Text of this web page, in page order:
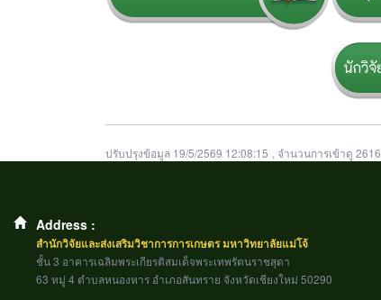
ปรับปรุงข้อมูล 19/5/2569 12:08:15 , จำนวนการเข้าดู 2616
Address :
สำนักวิจัยและส่งเสริมวิชาการการเกษตร มหาวิทยาลัยแม่โจ้
ชั้น 3 อาคารเฉลิมพระเกียรติสมเด็จพระเทพรัตนราชสุดา
63 หมู่ 4 ตำบลหนองหาร อำเภอสันทราย จังหวัดเชียงใหม่ 50290